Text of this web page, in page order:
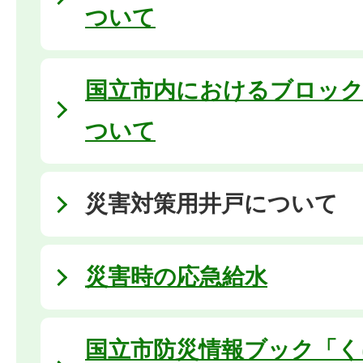
ついて
国立市内におけるブロッ
ついて
災害対策用井戸について
災害時の応急給水
国立市防災情報ブック「